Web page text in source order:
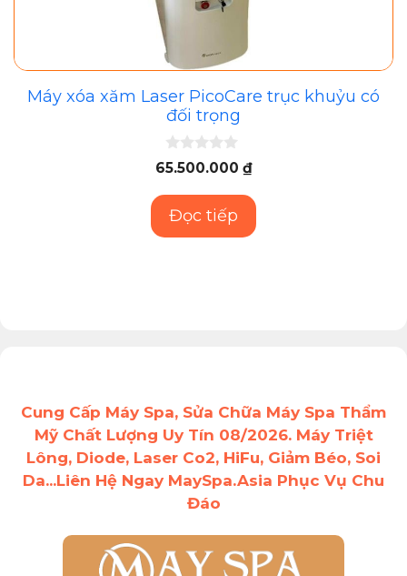
Máy xóa xăm Laser PicoCare trục khuỷu có
đối trọng
0
n
à
65.500.000 ₫
Đọc tiếp
Cung Cấp Máy Spa, Sửa Chữa Máy Spa Thẩm
Mỹ Chất Lượng Uy Tín 08/2026. Máy Triệt
Lông, Diode, Laser Co2, HiFu, Giảm Béo, Soi
Da...Liên Hệ Ngay MaySpa.Asia Phục Vụ Chu
Đáo